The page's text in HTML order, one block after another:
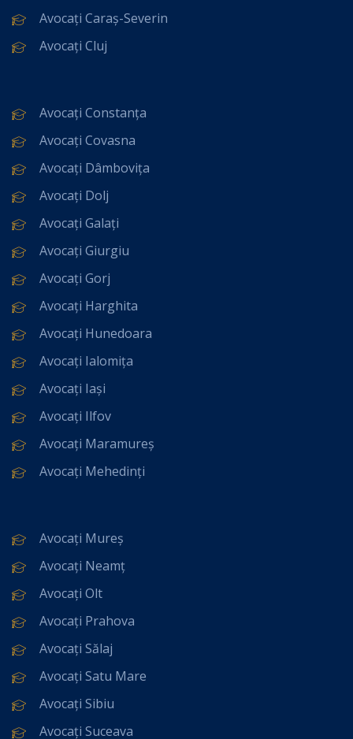
Avocați Caraș-Severin
Avocați Cluj
Avocați Constanța
Avocați Covasna
Avocați Dâmbovița
Avocați Dolj
Avocați Galați
Avocați Giurgiu
Avocați Gorj
Avocați Harghita
Avocați Hunedoara
Avocați Ialomița
Avocați Iași
Avocați Ilfov
Avocați Maramureș
Avocați Mehedinți
Avocați Mureș
Avocați Neamț
Avocați Olt
Avocați Prahova
Avocați Sălaj
Avocați Satu Mare
Avocați Sibiu
Avocați Suceava